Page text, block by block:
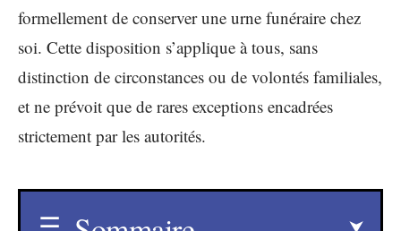
formellement de conserver une urne funéraire chez
soi. Cette disposition s’applique à tous, sans
distinction de circonstances ou de volontés familiales,
et ne prévoit que de rares exceptions encadrées
strictement par les autorités.